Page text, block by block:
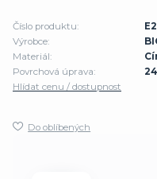
Číslo produktu:
Výrobce:
Materiál:
Povrchová úprava:
Hlídat cenu / dostupnost
Do oblíbených